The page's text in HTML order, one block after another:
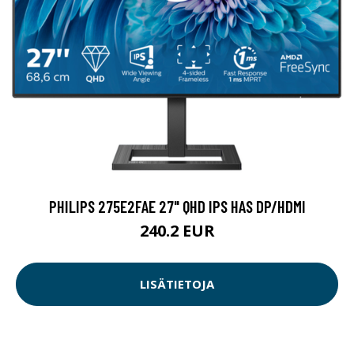
PHILIPS 275E2FAE 27" QHD IPS HAS DP/HDMI
240.2 EUR
LISÄTIETOJA